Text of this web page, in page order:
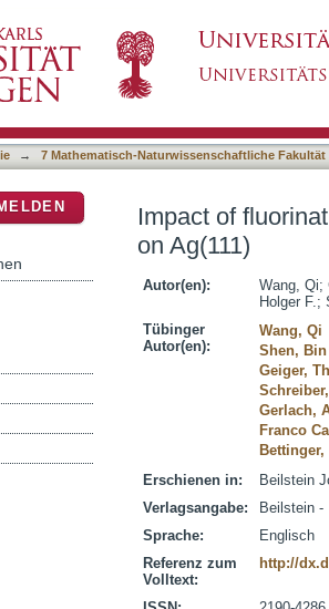
→ 7 Mathematisch-Naturwissenschaftliche Fakultät
Impact of
on Ag(111)
Autor(en): Wang, Qi;
Holger F.;
Tübinger
Autor(en):
Wang, Qi
Shen, Bin
Geiger,
Gerlach,
Franco
Erschienen in:
Beilstein
Verlagsangabe:
Beilstein -
Sprache:
Englisch
Referenz zum
Volltext:
http://